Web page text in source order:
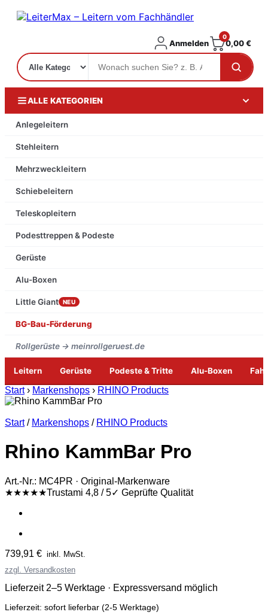
Anmelden
0
0,00€
ALLE KATEGORIEN
Anlegeleitern
Stehleitern
Mehrzweckleitern
Schiebeleitern
Teleskopleitern
Podesttreppen & Podeste
Gerüste
Alu-Boxen
Little Giant NEU
BG-Bau-Förderung
Rollgerüste → meinrollgeruest.de
Leitern Gerüste Podeste & Tritte Alu-Boxen
Zum
Inhalt
Start › Markenshops › RHINO Products
Start / Markenshops / RHINO Products
Rhino KammBar Pro
Art.-Nr.: MC4PR · Original-Markenware
★★★★★Trustami 4,8 / 5✓ Geprüfte Qualität
739,91 € inkl. MwSt.
zzgl. Versandkosten
Lieferzeit 2–5 Werktage · Expressversand möglich
Lieferzeit: sofort lieferbar (2-5 Werktage)